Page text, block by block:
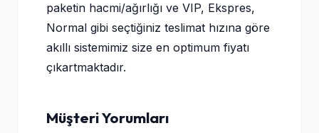
paketin hacmi/ağırlığı ve VIP, Ekspres,
Normal gibi seçtiğiniz teslimat hızına göre
akıllı sistemimiz size en optimum fiyatı
çıkartmaktadır.
Müşteri Yorumları